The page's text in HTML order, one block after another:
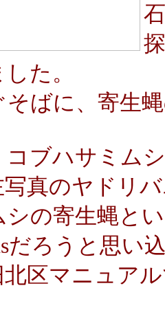
た。
そばに、寄生
コブハサミム
写真のヤドリ
の寄生蝿と
だろうと思い
区マニュア